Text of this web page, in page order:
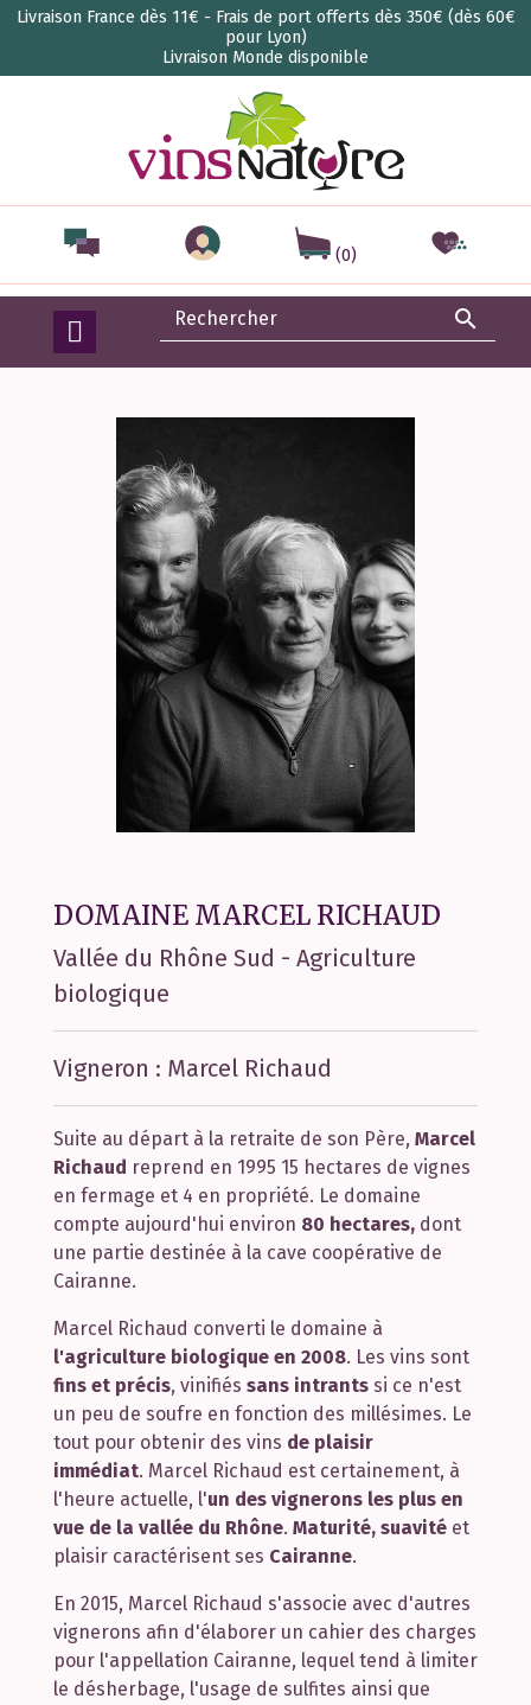
Livraison France dès 11€ - Frais de port offerts dès 350€ (dès 60€
pour Lyon)
Livraison Monde disponible
(0)

DOMAINE MARCEL RICHAUD
Vallée du Rhône Sud - Agriculture
biologique
Vigneron : Marcel Richaud
Suite au départ à la retraite de son Père, Marcel
Richaud reprend en 1995 15 hectares de vignes
en fermage et 4 en propriété. Le domaine
compte aujourd'hui environ 80 hectares, dont
une partie destinée à la cave coopérative de
Cairanne.
Marcel Richaud converti le domaine à
l'agriculture biologique en 2008. Les vins sont
fins et précis, vinifiés sans intrants si ce n'est
un peu de soufre en fonction des millésimes. Le
tout pour obtenir des vins de plaisir
immédiat. Marcel Richaud est certainement, à
l'heure actuelle, l'un des vignerons les plus en
vue de la vallée du Rhône. Maturité, suavité et
plaisir caractérisent ses Cairanne.
En 2015, Marcel Richaud s'associe avec d'autres
vignerons afin d'élaborer un cahier des charges
pour l'appellation Cairanne, lequel tend à limiter
le désherbage, l'usage de sulfites ainsi que